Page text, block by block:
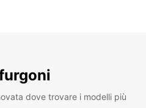
dove trovare i modelli più